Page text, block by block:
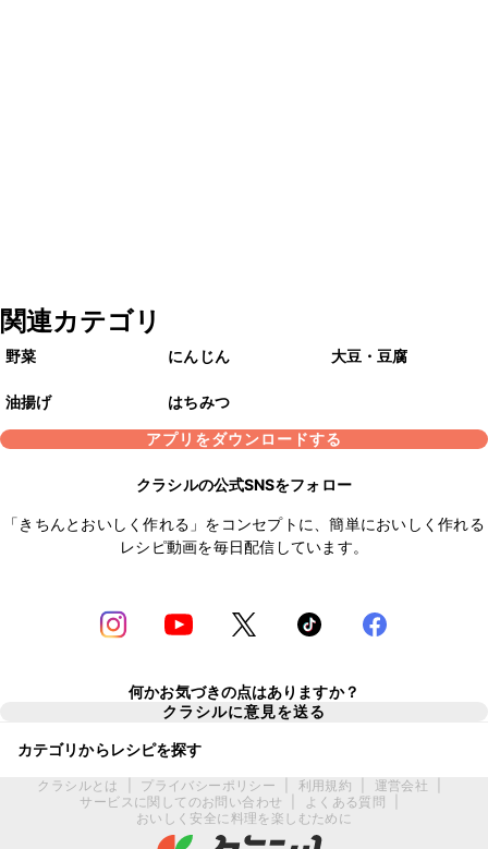
関連カテゴリ
野菜 にんじん 大豆・豆腐
油揚げ
はちみつ
アプリをダウンロードする
クラシルの公式SNSをフォロー
「きちんとおいしく作れる」をコンセプトに、簡単においしく作れる
レシピ動画を毎日配信しています。
何かお気づきの点はありますか？
クラシルに意見を送る
カテゴリからレシピを探す
クラシルとは プライバシーポリシー 利用規約 運営会社
サービスに関してのお問い合わせ
よくある質問
おいしく安全に料理を楽しむために